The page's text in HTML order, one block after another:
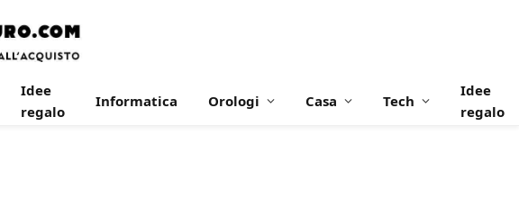
Idee
regalo
Informatica Orologi Casa Tech
Idee
regalo